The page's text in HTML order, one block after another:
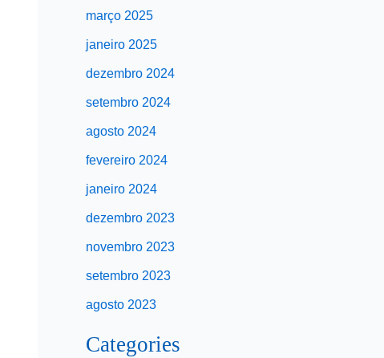
março 2025
janeiro 2025
dezembro 2024
setembro 2024
agosto 2024
fevereiro 2024
janeiro 2024
dezembro 2023
novembro 2023
setembro 2023
agosto 2023
Categories